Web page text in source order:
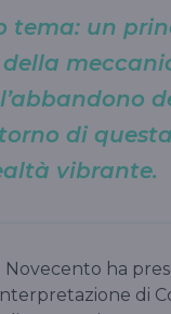
tema: un
di
vibrante.
Novecento ha
di